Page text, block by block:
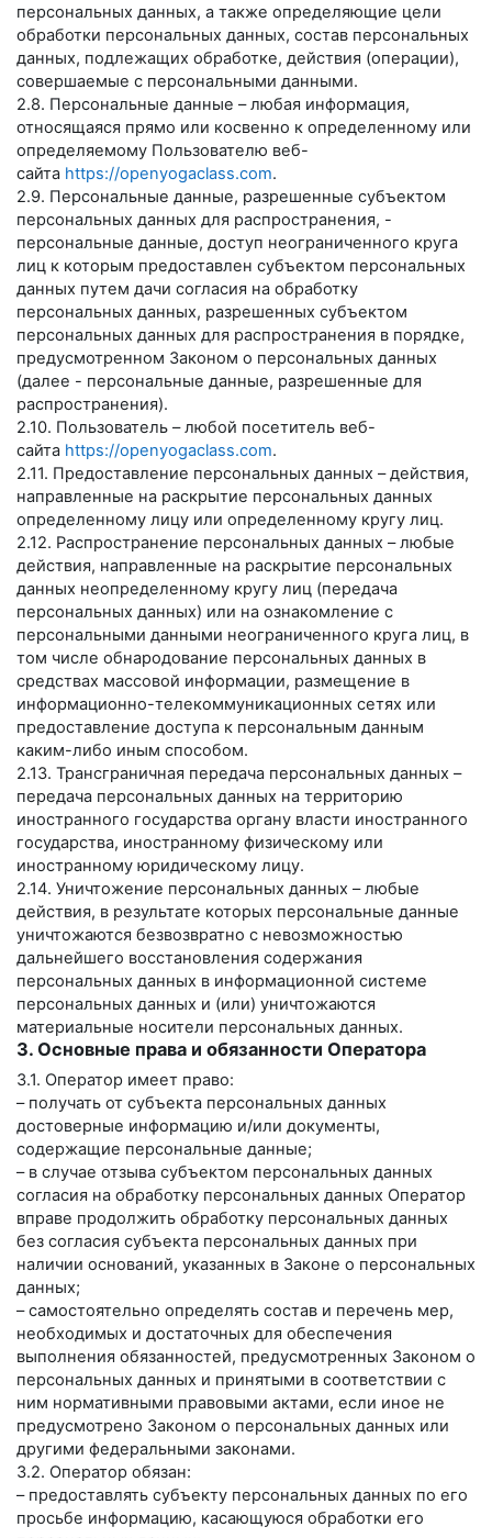
персональных данных, а также определяющие цели
обработки персональных данных, состав персональных
данных, подлежащих обработке, действия (операции),
совершаемые с персональными данными.
2.8. Персональные данные – любая информация,
относящаяся прямо или косвенно к определенному или
определяемому Пользователю веб-
сайта https://openyogaclass.com.
2.9. Персональные данные, разрешенные субъектом
персональных данных для распространения, -
персональные данные, доступ неограниченного круга
лиц к которым предоставлен субъектом персональных
данных путем дачи согласия на обработку
персональных данных, разрешенных субъектом
персональных данных для распространения в порядке,
предусмотренном Законом о персональных данных
(далее - персональные данные, разрешенные для
распространения).
2.10. Пользователь – любой посетитель веб-
сайта https://openyogaclass.com.
2.11. Предоставление персональных данных – действия,
направленные на раскрытие персональных данных
определенному лицу или определенному кругу лиц.
2.12. Распространение персональных данных – любые
действия, направленные на раскрытие персональных
данных неопределенному кругу лиц (передача
персональных данных) или на ознакомление с
персональными данными неограниченного круга лиц, в
том числе обнародование персональных данных в
средствах массовой информации, размещение в
информационно-телекоммуникационных сетях или
предоставление доступа к персональным данным
каким-либо иным способом.
2.13. Трансграничная передача персональных данных –
передача персональных данных на территорию
иностранного государства органу власти иностранного
государства, иностранному физическому или
иностранному юридическому лицу.
2.14. Уничтожение персональных данных – любые
действия, в результате которых персональные данные
уничтожаются безвозвратно с невозможностью
дальнейшего восстановления содержания
персональных данных в информационной системе
персональных данных и (или) уничтожаются
материальные носители персональных данных.
3. Основные права и обязанности Оператора
3.1. Оператор имеет право:
– получать от субъекта персональных данных
достоверные информацию и/или документы,
содержащие персональные данные;
– в случае отзыва субъектом персональных данных
согласия на обработку персональных данных Оператор
вправе продолжить обработку персональных данных
без согласия субъекта персональных данных при
наличии оснований, указанных в Законе о персональных
данных;
– самостоятельно определять состав и перечень мер,
необходимых и достаточных для обеспечения
выполнения обязанностей, предусмотренных Законом о
персональных данных и принятыми в соответствии с
ним нормативными правовыми актами, если иное не
предусмотрено Законом о персональных данных или
другими федеральными законами.
3.2. Оператор обязан:
– предоставлять субъекту персональных данных по его
просьбе информацию, касающуюся обработки его